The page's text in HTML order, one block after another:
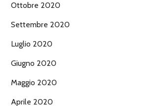
Ottobre 2020
Settembre 2020
Luglio 2020
Giugno 2020
Maggio 2020
Aprile 2020